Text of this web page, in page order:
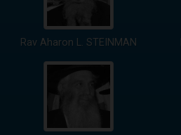
Rav Aharon L. STEINMAN